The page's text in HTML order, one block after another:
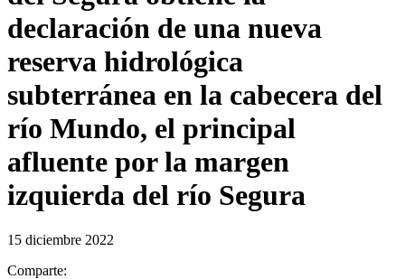
declaración de una nueva
reserva hidrológica
subterránea en la cabecera del
río Mundo, el principal
afluente por la margen
izquierda del río Segura
15 diciembre 2022
Comparte: